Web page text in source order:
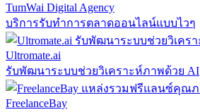
TumWai Digital Agency
บริการรับทำการตลาดออนไลน์แบบไวๆ
Ultromate.ai
รับพัฒนาระบบช่วยวิเคราะห์ภาพด้วย AI
FreelanceBay